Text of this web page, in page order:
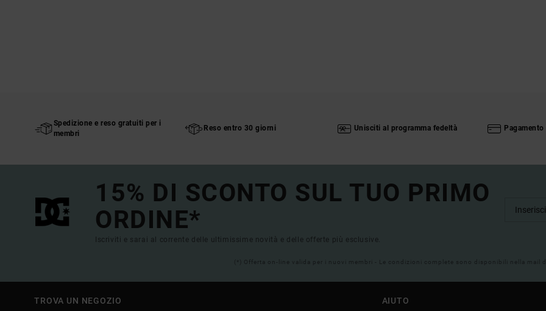
Spedizione e reso gratuiti per i
membri
Reso entro 30 giorni Unisciti al programma fedeltà
15% DI SCONTO SUL TUO PRIMO
ORDINE*
Iscriviti e sarai al corrente delle ultimissime novità e delle offerte più esclusive.
(*) Offerta on-line valida per i nuovi membri - Le condizioni complete sono disponibili nella mail
TROVA UN NEGOZIO AIUTO